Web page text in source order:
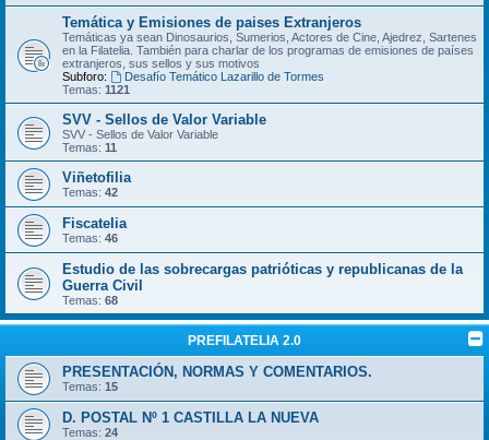
Temática y Emisiones de paises Extranjeros
Temáticas ya sean Dinosaurios, Sumerios, Actores de Cine, Ajedrez, Sartenes
en la Filatelia. También para charlar de los programas de emisiones de países
extranjeros, sus sellos y sus motivos
Subforo:
Desafío Temático Lazarillo de Tormes
Temas: 1121
SVV - Sellos de Valor Variable
SVV - Sellos de Valor Variable
Temas: 11
Viñetofilia
Temas: 42
Fiscatelia
Temas: 46
Estudio de las sobrecargas patrióticas y republicanas de la
Guerra Civil
Temas: 68
PREFILATELIA 2.0
PRESENTACIÓN, NORMAS Y COMENTARIOS.
Temas: 15
D. POSTAL Nº 1 CASTILLA LA NUEVA
Temas: 24